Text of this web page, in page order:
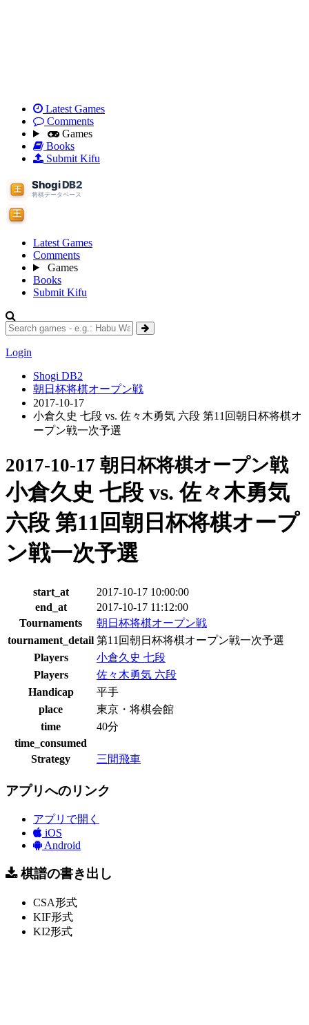
Latest Games
Comments
Games
Books
Submit Kifu
Latest Games
Comments
Games
Books
Submit Kifu
Login
Shogi DB2
朝日杯将棋オープン戦
2017-10-17
小倉久史 七段 vs. 佐々木勇気 六段 第11回朝日杯将棋オ
ープン戦一次予選
2017-10-17 朝日杯将棋オープン戦
小倉久史 七段 vs. 佐々木勇気
六段 第11回朝日杯将棋オープ
ン戦一次予選
start_at
2017-10-17 10:00:00
end_at
2017-10-17 11:12:00
Tournaments
朝日杯将棋オープン戦
tournament_detail 第11回朝日杯将棋オープン戦一次予選
Players
小倉久史 七段
Players
佐々木勇気 六段
Handicap
平手
place
東京・将棋会館
time
40分
time_consumed
Strategy
三間飛車
アプリへのリンク
アプリで開く
iOS
Android
棋譜の書き出し
CSA形式
KIF形式
KI2形式